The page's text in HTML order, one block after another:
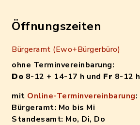
Öffnungszeiten
Bürgeramt (Ewo+Bürgerbüro)
ohne Terminvereinbarung:
Do 8-12 + 14-17 h und Fr 8-12 h
mit Online-Terminvereinbarung:
Bürgeramt: Mo bis Mi
Standesamt: Mo, Di, Do